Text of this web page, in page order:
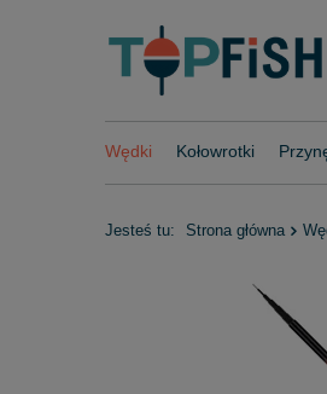
Wędki Kołowrotki
Jesteś tu: Strona główna